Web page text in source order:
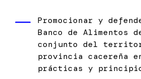
Promocionar y
Banco de Alimentos
conjunto del
provincia cacereña
prácticas y